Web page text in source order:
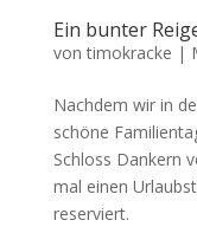
Ein bunter
vontimokracke |
Nachdem wir in
schöne
Schloss Dankern
mal einen
reserviert.